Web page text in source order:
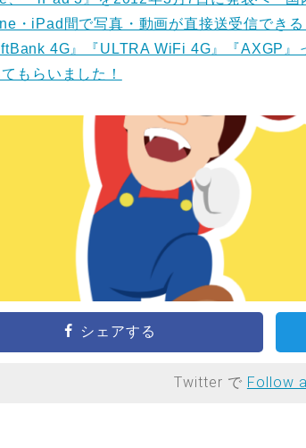
・iPad間で写真・動画が直接送受信でき
4G』『ULTRA WiFi 4G』『AXGP
もらいました！
シェアする
Twitter で Follow